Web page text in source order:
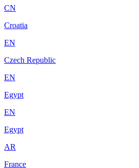
CN
Croatia
EN
Czech Republic
EN
Egypt
EN
Egypt
AR
France